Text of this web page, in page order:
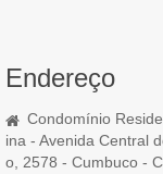
Endereço
Condomínio
ina - Avenida Central
o, 2578 - Cumbuco -